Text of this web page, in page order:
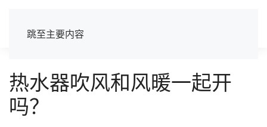
跳至主要内容
热水器吹风和风暖一起开
吗？